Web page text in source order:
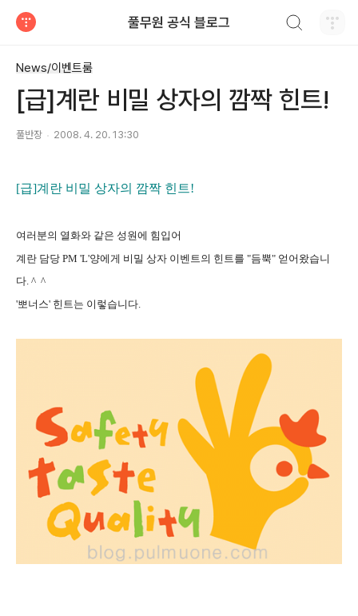
풀무원 공식 블로그
News/이벤트룸
[급]계란 비밀 상자의 깜짝 힌트!
풀반장 2008. 4. 20. 13:30
[급]계란 비밀 상자의 깜짝 힌트!
여러분의 열화와 같은 성원에 힘입어
계란 담당 PM 'L'양에게 비밀 상자 이벤트의 힌트를 "듬뿍" 얻어왔습니
다. ^ ^
'뽀너스' 힌트는 이렇습니다.